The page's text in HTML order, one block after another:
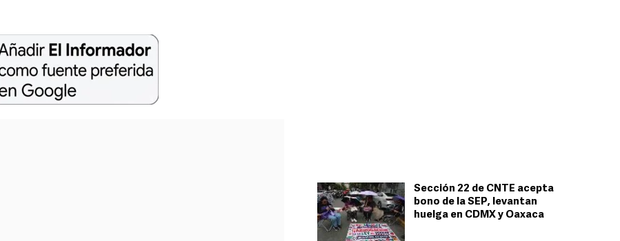
Sección 22 de CNTE acepta
bono de la SEP, levantan
huelga en CDMX y Oaxaca